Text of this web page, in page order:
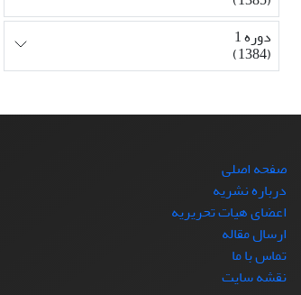
دوره 1
(1384)
صفحه اصلی
درباره نشریه
اعضای هیات تحریریه
ارسال مقاله
تماس با ما
نقشه سایت